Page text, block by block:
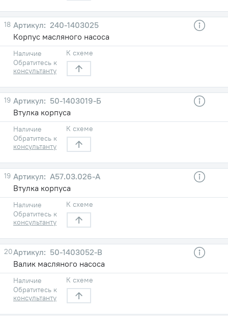
18
240-1403025
Корпус масляного насоса
Наличие
Обратитесь к
консультанту
К схеме
19
50-1403019-Б
Втулка корпуса
Наличие
Обратитесь к
консультанту
К схеме
19
А57.03.026-А
Втулка корпуса
Наличие
Обратитесь к
консультанту
К схеме
20
50-1403052-В
Валик масляного насоса
Наличие
Обратитесь к
консультанту
К схеме